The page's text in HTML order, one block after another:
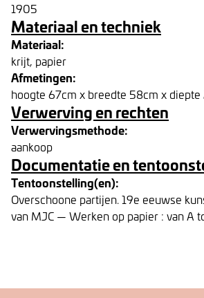
1905
Materiaal en techniek
Materiaal:
krijt, papier
Afmetingen:
hoogte 67cm x breedte 58cm x diepte
Verwerving en rechten
Verwervingsmethode:
aankoop
Documentatie en
Tentoonstelling(en):
Overschoone partijen. 19e eeuwse
van MJC — Werken op papier : van A